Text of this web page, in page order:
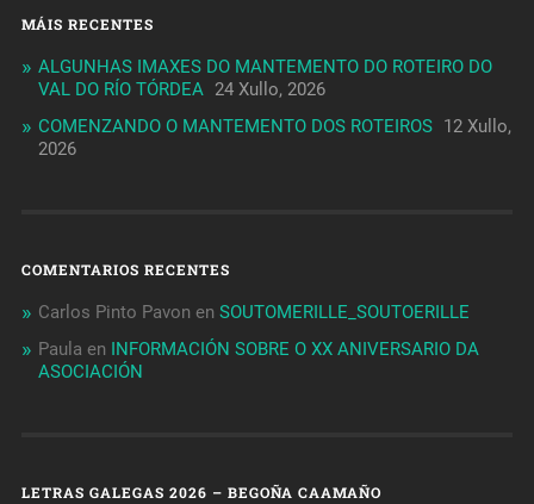
MÁIS RECENTES
ALGUNHAS IMAXES DO MANTEMENTO DO ROTEIRO DO
VAL DO RÍO TÓRDEA 24 Xullo, 2026
COMENZANDO O MANTEMENTO DOS ROTEIROS 12 Xullo,
2026
COMENTARIOS RECENTES
Carlos Pinto Pavon en SOUTOMERILLE_SOUTOERILLE
Paula en INFORMACIÓN SOBRE O XX ANIVERSARIO DA
ASOCIACIÓN
LETRAS GALEGAS 2026 – BEGOÑA CAAMAÑO